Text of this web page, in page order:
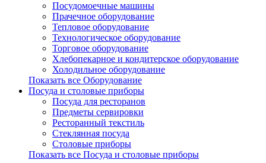
Посудомоечные машины
Прачечное оборудование
Тепловое оборудование
Технологическое оборудование
Торговое оборудование
Хлебопекарное и кондитерское оборудование
Холодильное оборудование
Показать все Оборудование
Посуда и столовые приборы
Посуда для ресторанов
Предметы сервировки
Ресторанный текстиль
Стеклянная посуда
Столовые приборы
Показать все Посуда и столовые приборы